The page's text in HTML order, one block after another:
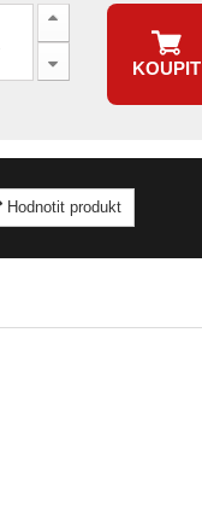
KOUPIT
Hodnotit produkt